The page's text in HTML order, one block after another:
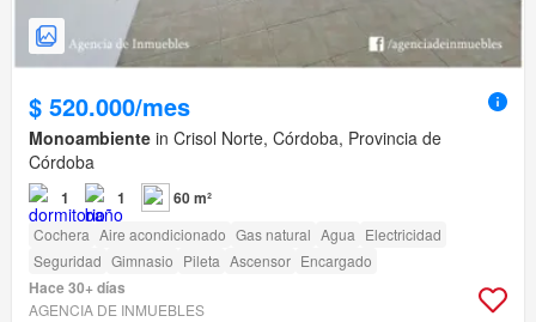
$ 520.000/mes
Monoambiente in Crisol Norte, Córdoba, Provincia de
Córdoba
1 1 60 m²
Cochera Aire acondicionado Gas natural Agua Electricidad
Seguridad Gimnasio Pileta Ascensor Encargado
Hace 30+ días
AGENCIA DE INMUEBLES